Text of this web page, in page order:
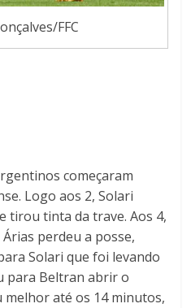
FFC
começaram
Logo aos 2, Solari
tirou tinta da trave. Aos 4,
perdeu a posse,
Solari que foi levando
para Beltran abrir o
melhor até os 14 minutos,